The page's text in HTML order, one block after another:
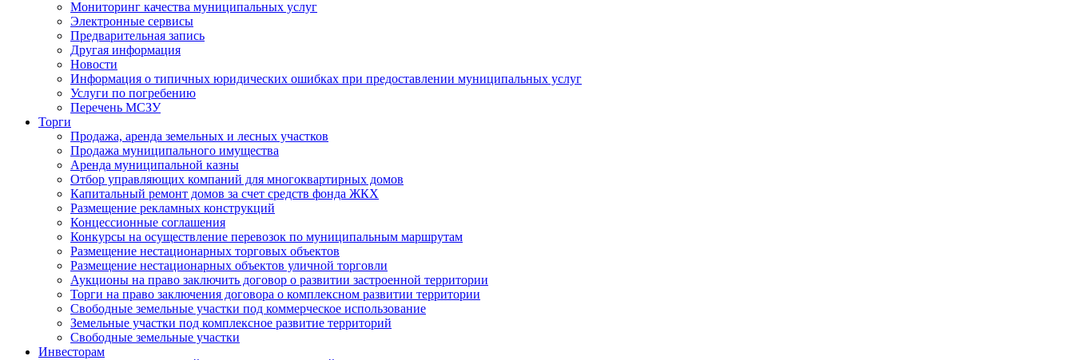
Мониторинг качества муниципальных услуг
Электронные сервисы
Предварительная запись
Другая информация
Новости
Информация о типичных юридических ошибках при предоставлении муниципальных услуг
Услуги по погребению
Перечень МСЗУ
Торги
Продажа, аренда земельных и лесных участков
Продажа муниципального имущества
Аренда муниципальной казны
Отбор управляющих компаний для многоквартирных домов
Капитальный ремонт домов за счет средств фонда ЖКХ
Размещение рекламных конструкций
Концессионные соглашения
Конкурсы на осуществление перевозок по муниципальным маршрутам
Размещение нестационарных торговых объектов
Размещение нестационарных объектов уличной торговли
Аукционы на право заключить договор о развитии застроенной территории
Торги на право заключения договора о комплексном развитии территории
Свободные земельные участки под коммерческое использование
Земельные участки под комплексное развитие территорий
Свободные земельные участки
Инвесторам